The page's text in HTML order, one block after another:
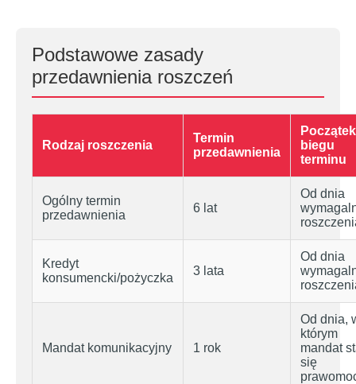
Podstawowe zasady
przedawnienia roszczeń
Rodzaj roszczenia
Termin
przedawnienia
Początek
biegu
terminu
Ogólny termin
przedawnienia
6 lat
Od dnia
Kredyt
konsumencki/pożyczka
3 lata
Od dnia
Mandat komunikacyjny 1 rok
Od dnia,
którym
mandat
się